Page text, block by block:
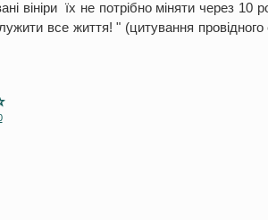
вініри їх не потрібно міняти через 10
все життя! " (цитування провідного